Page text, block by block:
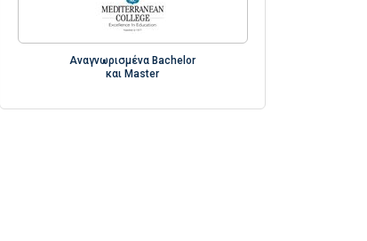
Αναγνωρισμένα Bachelor
και Master